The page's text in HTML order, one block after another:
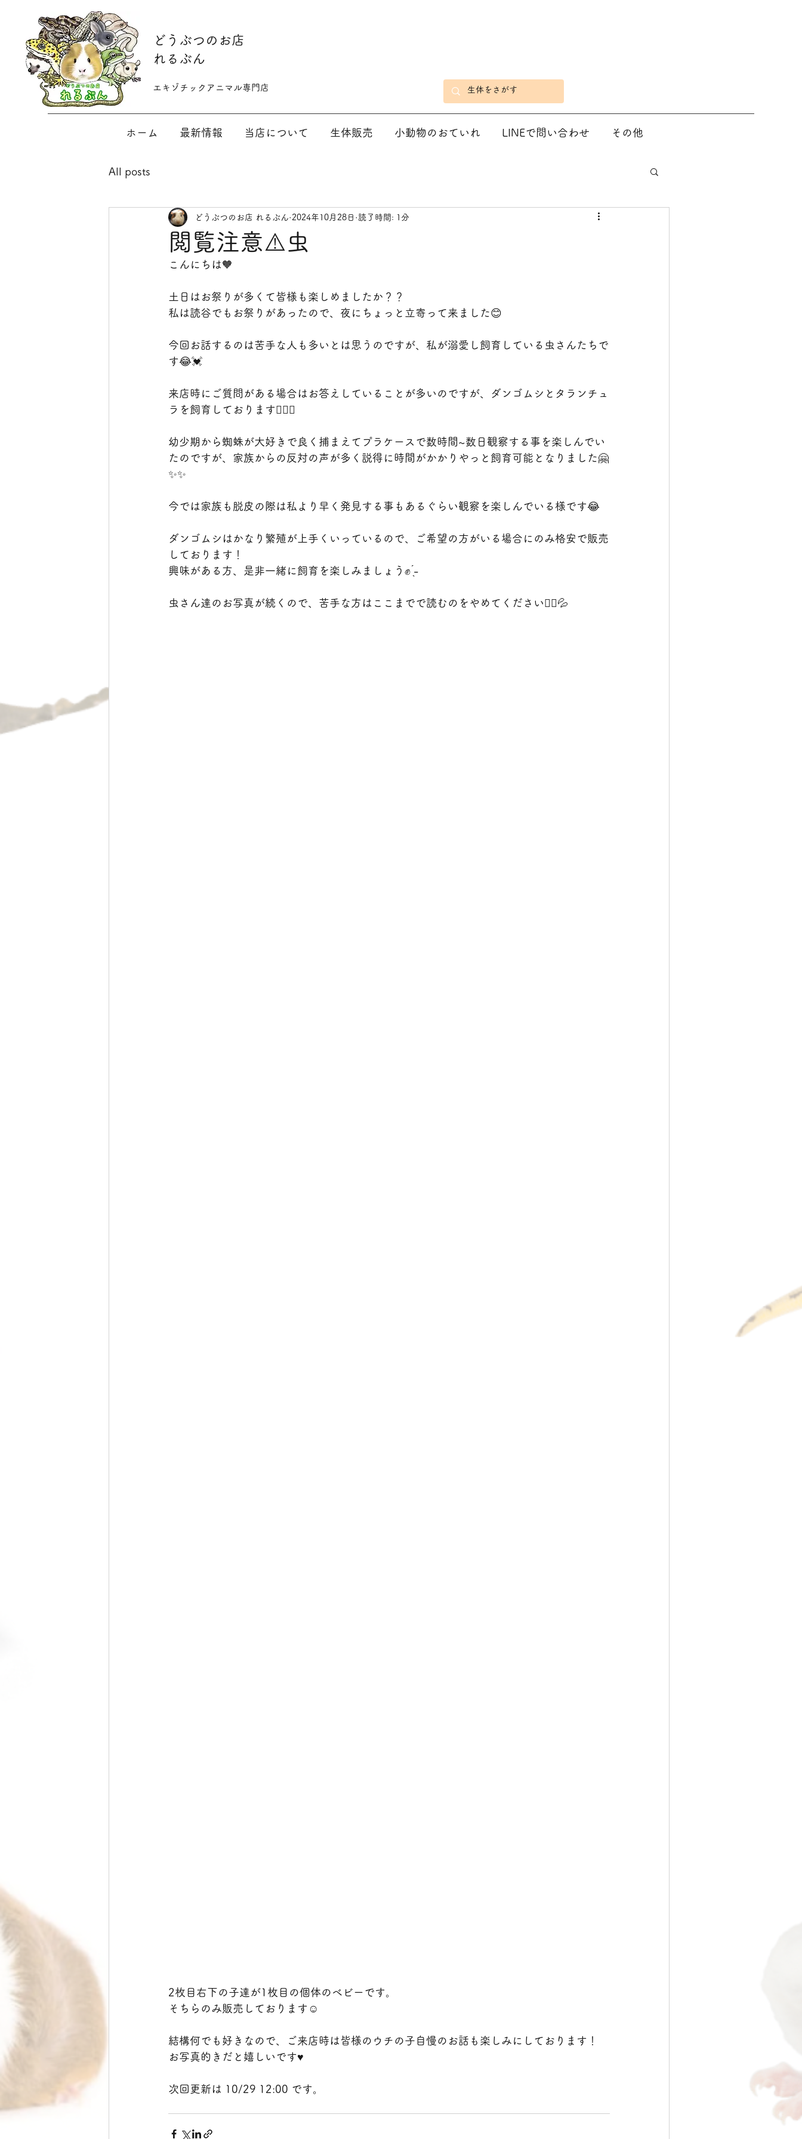
​どうぶつのお店
れるぶん
​​エキゾチックアニマル専門店
ホーム 最新情報 当店について 生体販売 小動物のおていれ LINEで問い合わせ その他
All posts
閲覧注意⚠️虫
どうぶつのお店 れるぶん 2024年10月28日 読了時間: 1分
こんにちは🧡
土日はお祭りが多くて皆様も楽しめましたか？？
私は読谷でもお祭りがあったので、夜にちょっと立寄って来ました😊
今回お話するのは苦手な人も多いとは思うのですが、私が溺愛し飼育している虫さんたちで
す😂💓
来店時にご質問がある場合はお答えしていることが多いのですが、ダンゴムシとタランチュ
ラを飼育しております✊🏻💞
幼少期から蜘蛛が大好きで良く捕まえてプラケースで数時間~数日観察する事を楽しんでい
たのですが、家族からの反対の声が多く説得に時間がかかりやっと飼育可能となりました🤗
✨✨
今では家族も脱皮の際は私より早く発見する事もあるぐらい観察を楽しんでいる様です😂
ダンゴムシはかなり繁殖が上手くいっているので、ご希望の方がいる場合にのみ格安で販売
しております！
興味がある方、是非一緒に飼育を楽しみましょう✊ ̖́-
虫さん達のお写真が続くので、苦手な方はここまでで読むのをやめてください🙇‍♀️💦
2枚目右下の子達が1枚目の個体のベビーです。
そちらのみ販売しております☺️
結構何でも好きなので、ご来店時は皆様のウチの子自慢のお話も楽しみにしております！
お写真的きだと嬉しいです♥️
次回更新は 10/29 12:00 です。